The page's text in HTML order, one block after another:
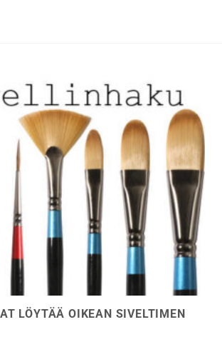
LÖYTÄÄ OIKEAN SIVELTIMEN